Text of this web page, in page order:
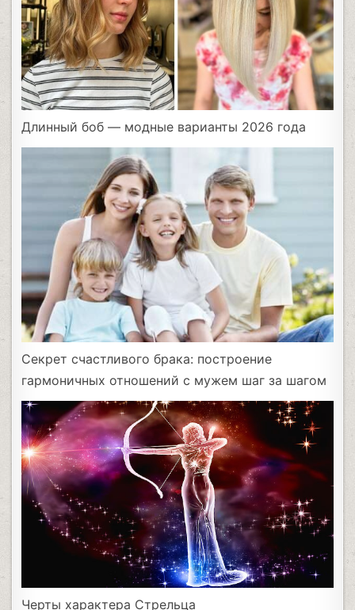
Длинный боб — модные варианты 2026 года
Секрет счастливого брака: построение
гармоничных отношений с мужем шаг за шагом
Черты характера Стрельца